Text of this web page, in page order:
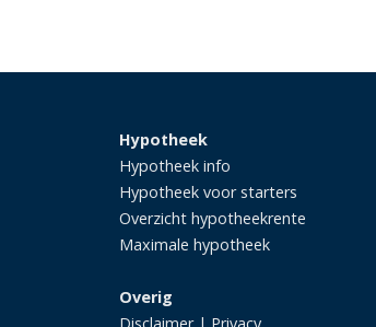
Hypotheek
Hypotheek info
Hypotheek voor starters
Overzicht hypotheekrente
Maximale hypotheek
Overig